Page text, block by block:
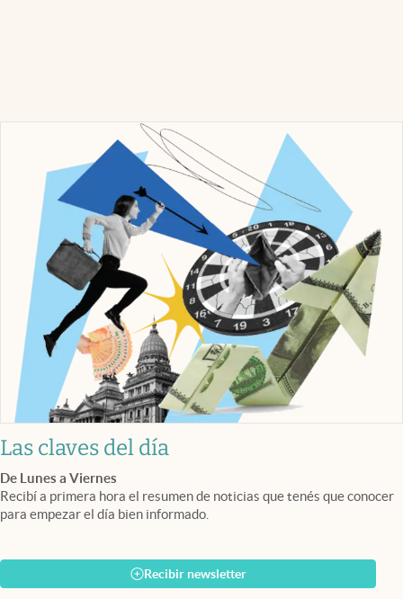
Las claves del día
De Lunes a Viernes
Recibí a primera hora el resumen de noticias que tenés que conocer
para empezar el día bien informado.
Recibir newsletter